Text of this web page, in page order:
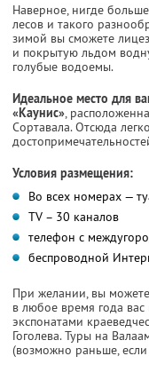
Наверное, нигде
лесов и такого
зимой вы сможете
и покрытую льдом
голубые водоемы.
Идеальное место для
«Каунис»,
Сортавала. Отсюда
Условия размещения:
Во всех номерах —
TV – 30 каналов
телефон с
беспроводной
При желании, вы
в любое время года вас
экспонатами
Гоголева. Туры на
(возможно раньше,